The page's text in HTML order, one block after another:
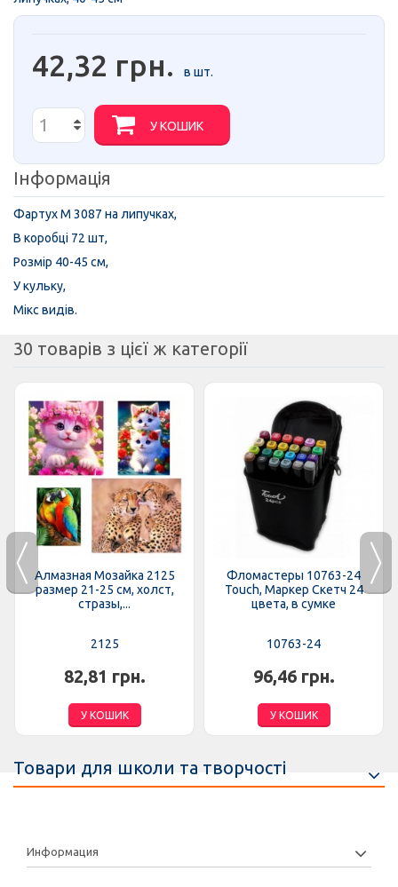
42,32 грн. в шт.
У КОШИК
Інформація
Фартух M 3087 на липучках,
В коробці 72 шт,
Розмір 40-45 см,
У кульку,
Мікс видів.
30 товарів з цієї ж категорії
Алмазная Мозайка 2125
размер 21-25 см, холст,
стразы,...
2125
82,81 грн.
У КОШИК
Фломастеры 10763-24
Touch, Маркер Скетч 24
цвета, в сумке
10763-24
96,46 грн.
У КОШИК
Товари для школи та творчості
Информация